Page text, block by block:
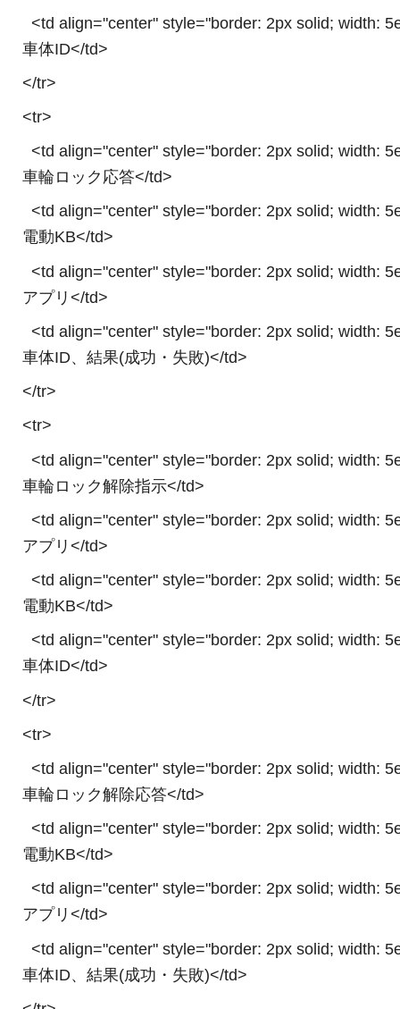
<td align="center" style="border: 2px solid; width:
車体ID</td>
</tr>
<tr>
<td align="center" style="border: 2px solid; width:
車輪ロック応答</td>
<td align="center" style="border: 2px solid; width:
電動KB</td>
<td align="center" style="border: 2px solid; width:
アプリ</td>
<td align="center" style="border: 2px solid; width:
車体ID、結果(成功・失敗)</td>
</tr>
<tr>
<td align="center" style="border: 2px solid; width:
車輪ロック解除指示</td>
<td align="center" style="border: 2px solid; width:
アプリ</td>
<td align="center" style="border: 2px solid; width:
電動KB</td>
<td align="center" style="border: 2px solid; width:
車体ID</td>
</tr>
<tr>
<td align="center" style="border: 2px solid; width:
車輪ロック解除応答</td>
<td align="center" style="border: 2px solid; width:
電動KB</td>
<td align="center" style="border: 2px solid; width:
アプリ</td>
<td align="center" style="border: 2px solid; width:
車体ID、結果(成功・失敗)</td>